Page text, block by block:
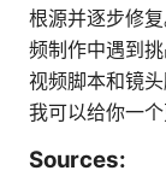
根源并逐步修
频制作中遇到
视频脚本和镜
我可以给你一个
Sources: